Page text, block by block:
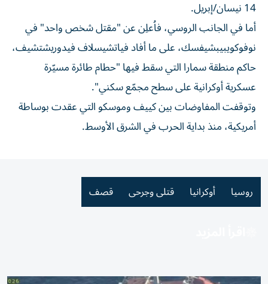
14 نيسان/إبريل.
أما في الجانب الروسي، فاُعلِن عن "مقتل شخص واحد" في
نوفوكويبيبشيفسك، على ما أفاد فياتشيسلاف فيدوريشتشيف،
حاكم منطقة سمارا التي سقط فيها "حطام طائرة مسيّرة
عسكرية أوكرانية على سطح مجمّع سكني".
وتوقفت المفاوضات بين كييف وموسكو التي عقدت بوساطة
أمريكية، منذ بداية الحرب في الشرق الأوسط.
روسيا أوكرانيا قتلى وجرحى قصف